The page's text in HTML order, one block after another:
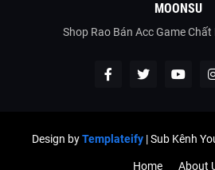
MOONSU
Shop Rao Bán Acc Game
Design byTemplateify| Sub Kênh
Home About